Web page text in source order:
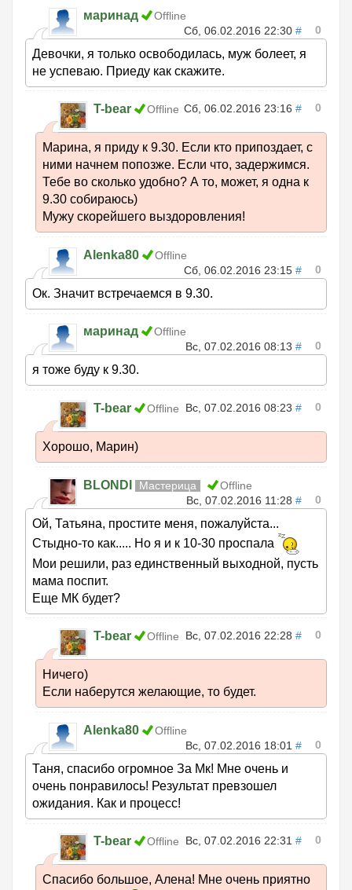
маринад
Offline
Сб, 06.02.2016 22:30 # 0
Девочки, я только освободилась, муж болеет, я
не успеваю. Приеду как скажите.
T-bear Offline Сб, 06.02.2016 23:16 # 0
Марина, я приду к 9.30. Если кто припоздает, с
ними начнем попозже. Если что, задержимся.
Тебе во сколько удобно? А то, может, я одна к
9.30 собираюсь)
Мужу скорейшего выздоровления!
Alenka80
Offline
Сб, 06.02.2016 23:15 # 0
Ок. Значит встречаемся в 9.30.
маринад
Offline
Вс, 07.02.2016 08:13 # 0
я тоже буду к 9.30.
T-bear Offline Вс, 07.02.2016 08:23 # 0
Хорошо, Марин)
BLONDI Мастерица
Offline
Вс, 07.02.2016 11:28 # 0
Ой, Татьяна, простите меня, пожалуйста...
Стыдно-то как..... Но я и к 10-30 проспала
Мои решили, раз единственный выходной, пусть
мама поспит.
Еще МК будет?
T-bear Offline Вс, 07.02.2016 22:28 # 0
Ничего)
Если наберутся желающие, то будет.
Alenka80
Offline
Вс, 07.02.2016 18:01 # 0
Таня, спасибо огромное За Мк! Мне очень и
очень понравилось! Результат превзошел
ожидания. Как и процесс!
T-bear Offline Вс, 07.02.2016 22:31 # 0
Спасибо большое, Алена! Мне очень приятно